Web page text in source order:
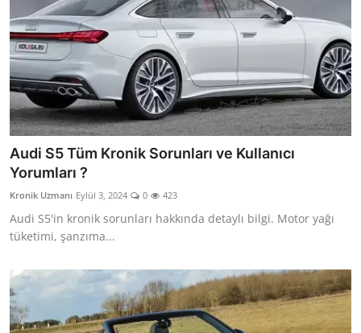
Audi S5 Tüm Kronik Sorunları ve Kullanıcı
Yorumları ?
Kronik Uzmanı Eylül 3, 2024 0 423
Audi S5'in kronik sorunları hakkında detaylı bilgi. Motor yağı
tüketimi, şanzıma...